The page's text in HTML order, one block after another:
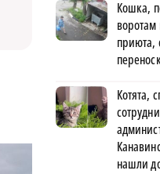
Кошка,
воротам
приюта,
Котята,
нашли